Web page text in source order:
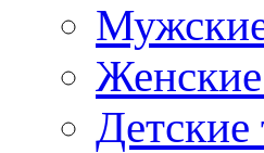
Женские
Детские